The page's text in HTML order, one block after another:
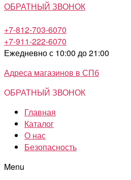
ОБРАТНЫЙ ЗВОНОК
+7-812-703-6070
+7-911-222-6070
Ежедневно с 10:00 до 21:00
Адреса магазинов в СПб
ОБРАТНЫЙ ЗВОНОК
Главная
Каталог
О нас
Безопасность
Menu